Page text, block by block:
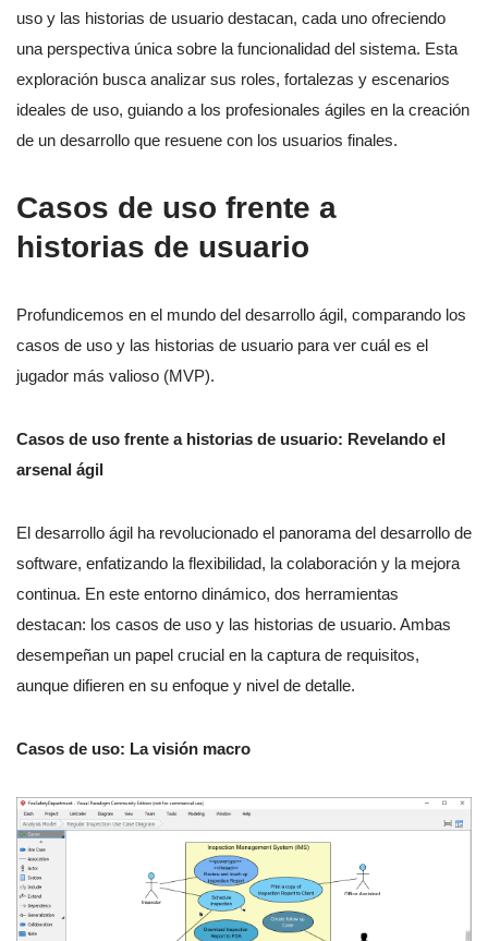
uso y las historias de usuario destacan, cada uno ofreciendo
una perspectiva única sobre la funcionalidad del sistema. Esta
exploración busca analizar sus roles, fortalezas y escenarios
ideales de uso, guiando a los profesionales ágiles en la creación
de un desarrollo que resuene con los usuarios finales.
Casos de uso frente a
historias de usuario
Profundicemos en el mundo del desarrollo ágil, comparando los
casos de uso y las historias de usuario para ver cuál es el
jugador más valioso (MVP).
Casos de uso frente a historias de usuario: Revelando el
arsenal ágil
El desarrollo ágil ha revolucionado el panorama del desarrollo de
software, enfatizando la flexibilidad, la colaboración y la mejora
continua. En este entorno dinámico, dos herramientas
destacan: los casos de uso y las historias de usuario. Ambas
desempeñan un papel crucial en la captura de requisitos,
aunque difieren en su enfoque y nivel de detalle.
Casos de uso: La visión macro